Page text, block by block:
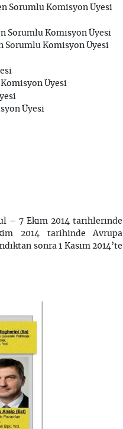
Sorumlu Komisyon Üyesi
Sorumlu Komisyon Üyesi
Komisyon Üyesi
Üyesi
Üyesi
– 7 Ekim 2014 tarihlerinde
2014 tarihinde Avrupa
sonra 1 Kasım 2014’te